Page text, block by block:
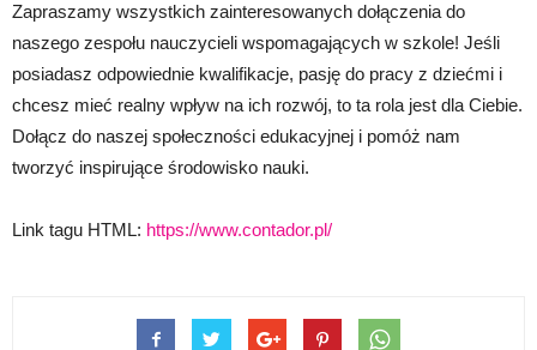
Zapraszamy wszystkich zainteresowanych dołączenia do
naszego zespołu nauczycieli wspomagających w szkole! Jeśli
posiadasz odpowiednie kwalifikacje, pasję do pracy z dziećmi i
chcesz mieć realny wpływ na ich rozwój, to ta rola jest dla Ciebie.
Dołącz do naszej społeczności edukacyjnej i pomóż nam
tworzyć inspirujące środowisko nauki.
Link tagu HTML: https://www.contador.pl/